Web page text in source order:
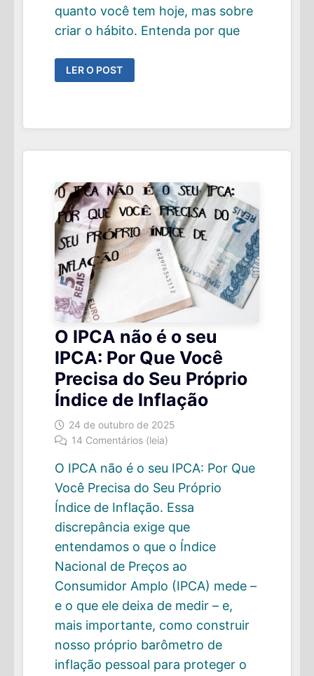
quanto você tem hoje, mas sobre
criar o hábito. Entenda por que
TODO
BRASILEIRO
PRECISA
CORRETORA
LER O POST
O IPCA não é o seu
IPCA: Por Que Você
Precisa do Seu Próprio
Índice de Inflação
24 de outubro de 2025
14 Comentários (leia)
O IPCA não é o seu IPCA: Por Que
Você Precisa do Seu Próprio
Índice de Inflação. Essa
discrepância exige que
entendamos o que o Índice
Nacional de Preços ao
Consumidor Amplo (IPCA) mede –
e o que ele deixa de medir – e,
mais importante, como construir
nosso próprio barômetro de
inflação pessoal para proteger o